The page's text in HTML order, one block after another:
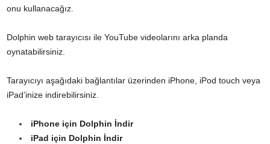
onu kullanacağız.
Dolphin web tarayıcısı ile YouTube videolarını arka planda
oynatabilirsiniz.
Tarayıcıyı aşağıdaki bağlantılar üzerinden iPhone, iPod touch veya
iPad’inize indirebilirsiniz.
iPhone için Dolphin İndir
iPad için Dolphin İndir